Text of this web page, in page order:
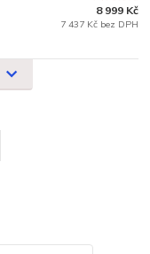
8 999 Kč
7 437 Kč bez DPH